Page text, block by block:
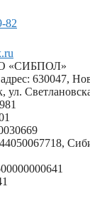
82
«СИБПОЛ»
630047,
ул.